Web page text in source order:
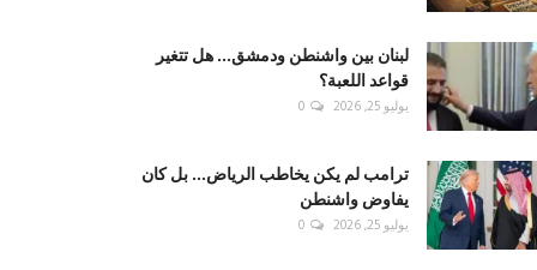
لبنان بين واشنطن ودمشق... هل تتغير
قواعد اللعبة؟
يوليو 25, 2026 0
ترامب لم يكن يخاطب الرياض... بل كان
يفاوض واشنطن
يوليو 25, 2026 0